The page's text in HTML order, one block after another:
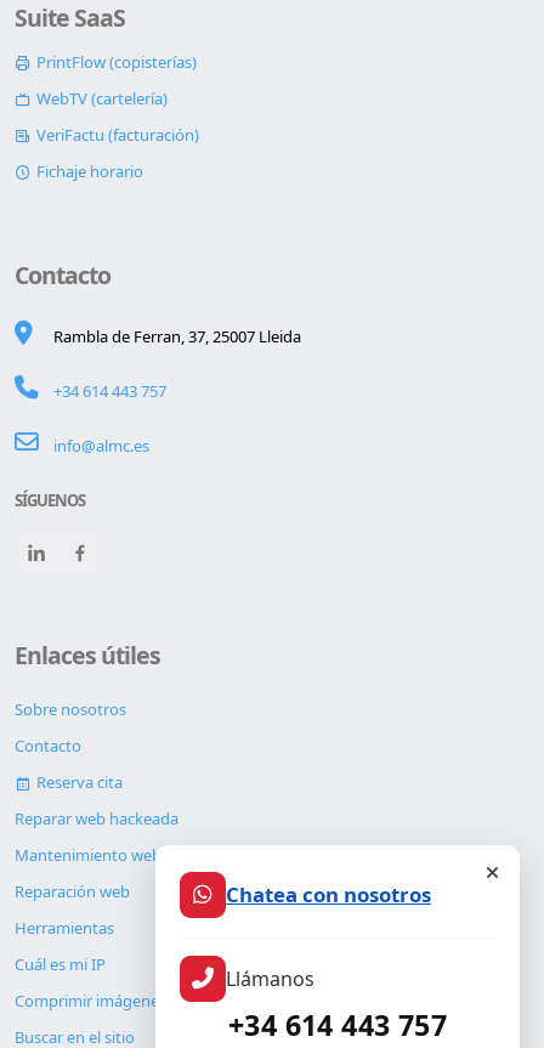
Suite SaaS
PrintFlow (copisterías)
WebTV (cartelería)
VeriFactu (facturación)
Fichaje horario
Contacto
Rambla de Ferran, 37, 25007 Lleida
+34 614 443 757
info@almc.es
SÍGUENOS
Enlaces útiles
Sobre nosotros
Contacto
Reserva cita
Reparar web hackeada
Mantenimiento web
Reparación web
Herramientas
Cuál es mi IP
Comprimir imágenes
Buscar en el sitio
Chatea con nosotros
Llámanos
+34 614 443 757